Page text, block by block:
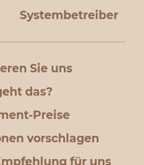
Systembetreiber
Sie uns
das?
Preise
vorschlagen
für uns